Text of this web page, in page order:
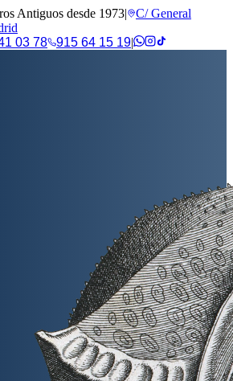
Antiguos desde 1973|
C/ General
03 78 915 64 15 19|